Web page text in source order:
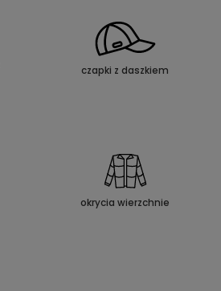
czapki z daszkiem
okrycia wierzchnie